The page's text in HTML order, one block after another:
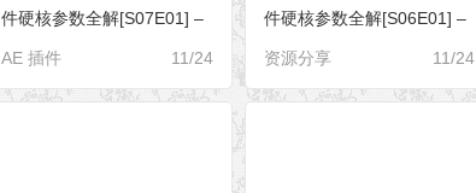
件硬核参数全解[S07E01] –
Global Controls（全局控
AE 插件 11/24
件硬核参数全解[S06E01] –
Fast Physics（快速物理）
资源分享 11/24